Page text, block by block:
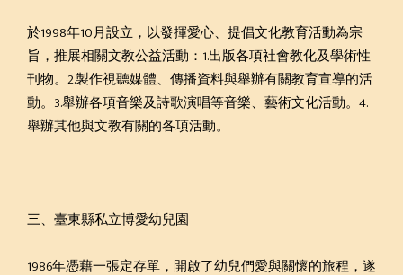
於1998年10月設立，以發揮愛心、提倡文化教育活動為宗
旨，推展相關文教公益活動：1.出版各項社會教化及學術性
刊物。2.製作視聽媒體、傳播資料與舉辦有關教育宣導的活
動。3.舉辦各項音樂及詩歌演唱等音樂、藝術文化活動。4.
舉辦其他與文教有關的各項活動。
三、臺東縣私立博愛幼兒園
1986年憑藉一張定存單，開啟了幼兒們愛與關懷的旅程，遂